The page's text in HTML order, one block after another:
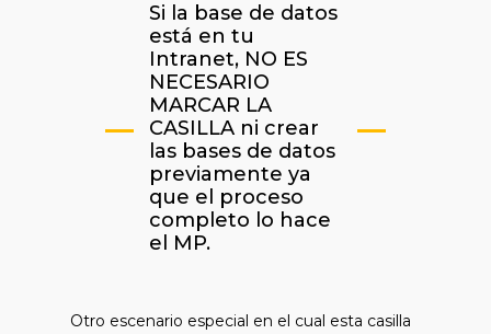
Si la base de datos
está en tu
Intranet, NO ES
NECESARIO
MARCAR LA
CASILLA ni crear
las bases de datos
previamente ya
que el proceso
completo lo hace
el MP.
Otro escenario especial en el cual esta casilla